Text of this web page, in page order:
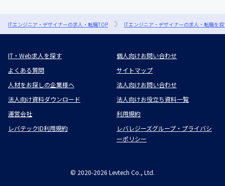
ITエンジニア・デザイナーの求人・転職TOP ITエンジニア・デザイナーの求人・転職を
IT・Web求人を探す
個人向けお問い合わせ
よくある質問
サイトマップ
人材をお探しの企業様へ
法人向けお問い合わせ
法人向け資料ダウンロード
法人向けお役立ち資料一覧
運営会社
利用規約
レバテックID利用規約
レバレジーズグループ・プライバシ
ーポリシー
© 2020-2026 Levtech Co., Ltd.